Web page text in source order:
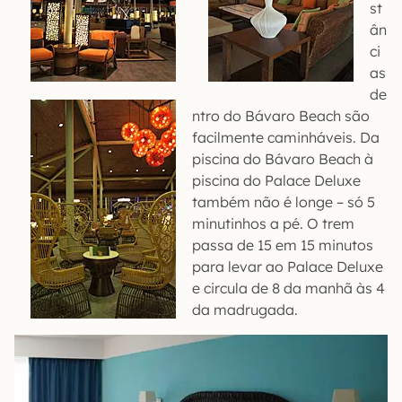
st
ân
ci
as
de
ntro do Bávaro Beach são
facilmente caminháveis. Da
piscina do Bávaro Beach à
piscina do Palace Deluxe
também não é longe – só 5
minutinhos a pé. O trem
passa de 15 em 15 minutos
para levar ao Palace Deluxe
e circula de 8 da manhã às 4
da madrugada.